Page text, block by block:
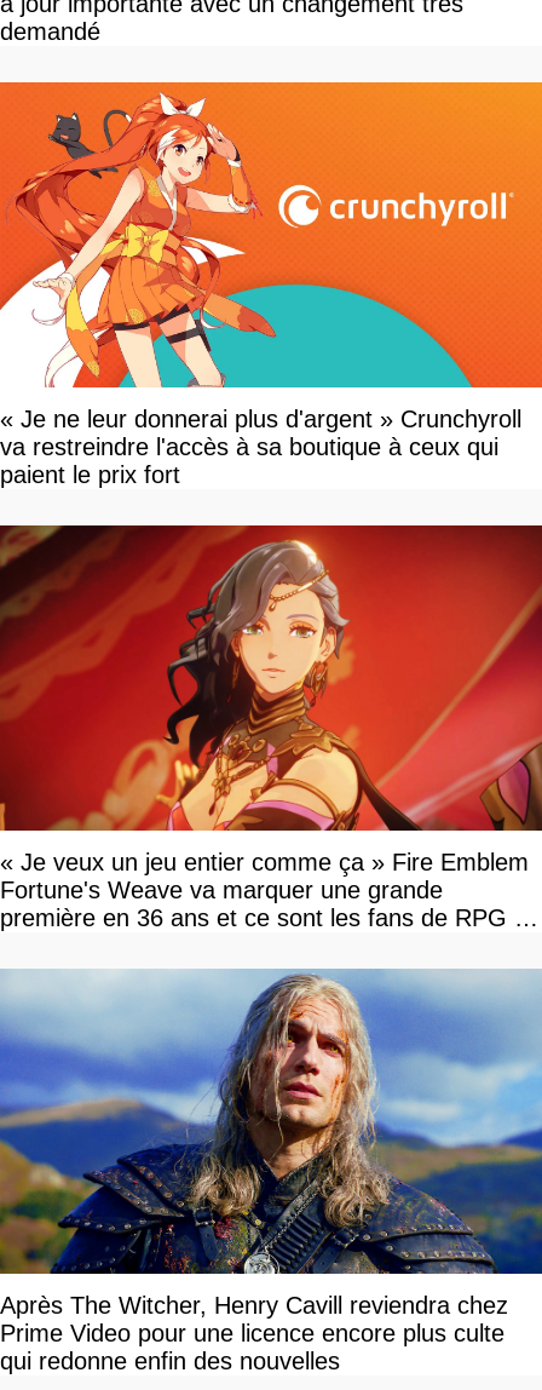
demandé
« Je ne leur donnerai plus d'argent » Crunchyroll
va restreindre l'accès à sa boutique à ceux qui
paient le prix fort
« Je veux un jeu entier comme ça » Fire Emblem
Fortune's Weave va marquer une grande
première en 36 ans et ce sont les fans de RPG en
Après The Witcher, Henry Cavill reviendra chez
Prime Video pour une licence encore plus culte
qui redonne enfin des nouvelles